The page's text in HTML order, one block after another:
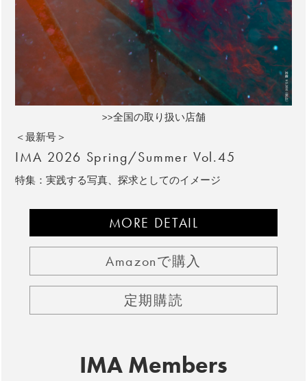
>>全国の取り扱い店舗
＜最新号＞
IMA 2026 Spring/Summer Vol.45
特集：実践する写真、探求としてのイメージ
MORE DETAIL
Amazonで購入
定期購読
IMA Members